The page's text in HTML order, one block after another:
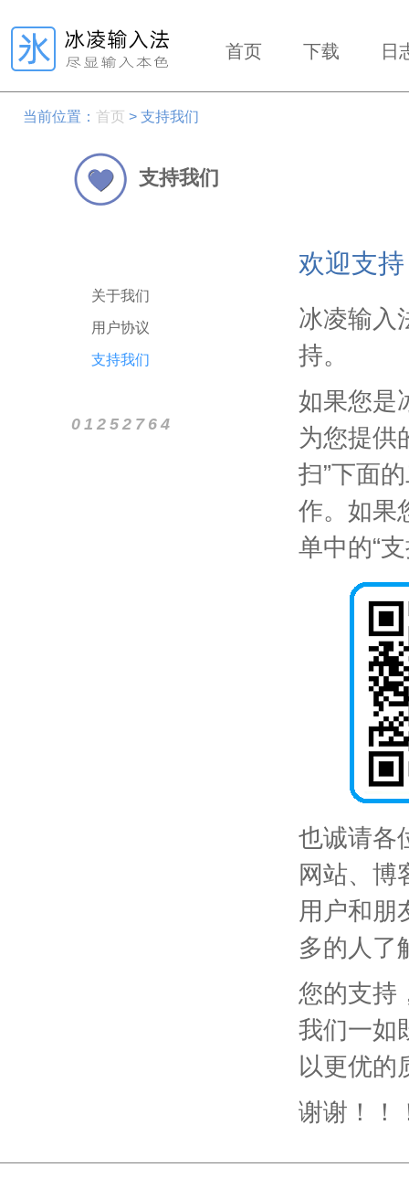
首页 下载 日
当前位置： 首页 > 支持我们
支持我们
关于我们
用户协议
支持我们
欢迎支持
冰凌输入
持。
如果您是
为您提供
扫”下面
作。如果
单中的“
也诚请各
网站、博
用户和朋
多的人了
您的支持
我们一如
以更优的
谢谢！！